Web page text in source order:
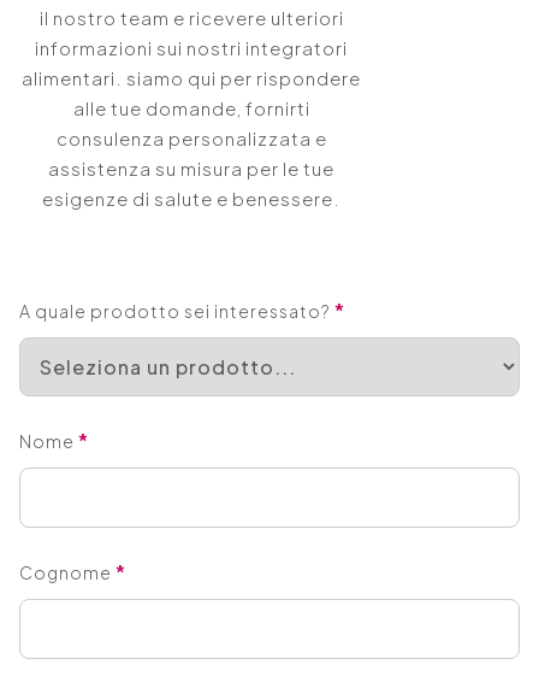
il nostro team e ricevere ulteriori
informazioni sui nostri integratori
alimentari. siamo qui per rispondere
alle tue domande, fornirti
consulenza personalizzata e
assistenza su misura per le tue
esigenze di salute e benessere.
A quale prodotto sei interessato? *
Nome *
Cognome *